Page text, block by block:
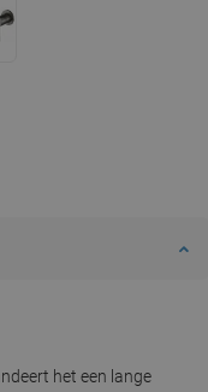
het een lange